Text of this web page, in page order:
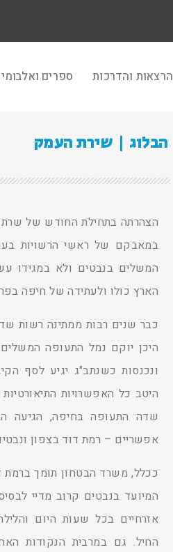
הרצאות והדרכות ספרים
הבלוג | שירת העמק
הצהרתה בתחילת החודש של
במאבקם של ראשי הרשויות
המשלים בנבטים ולא במגידו
הארץ כולו ולעתידה של חיפה
כבר שנים רבות ממתינה רשות
היכן יוקם נמל התעופה
ונכנסות כשנתב"ג יגיע לסף
היטב כל האפשרויות
שדה התעופה בחיפה, הגיעה
אפשריים – רמת דוד בצפון
ככלל, משרד הבטחון תומך
המיועד בנבטים קרוב מדיי
אזרחיים בכל שעות היום
החיל. גם במרבית הנקודות